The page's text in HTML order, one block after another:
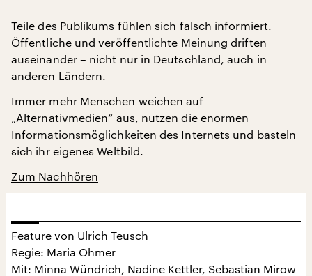
Teile des Publikums fühlen sich falsch informiert.
Öffentliche und veröffentlichte Meinung driften
auseinander – nicht nur in Deutschland, auch in
anderen Ländern.
Immer mehr Menschen weichen auf
„Alternativmedien“ aus, nutzen die enormen
Informationsmöglichkeiten des Internets und basteln
sich ihr eigenes Weltbild.
Zum Nachhören
Feature von Ulrich Teusch
Regie: Maria Ohmer
Mit: Minna Wündrich, Nadine Kettler, Sebastian Mirow